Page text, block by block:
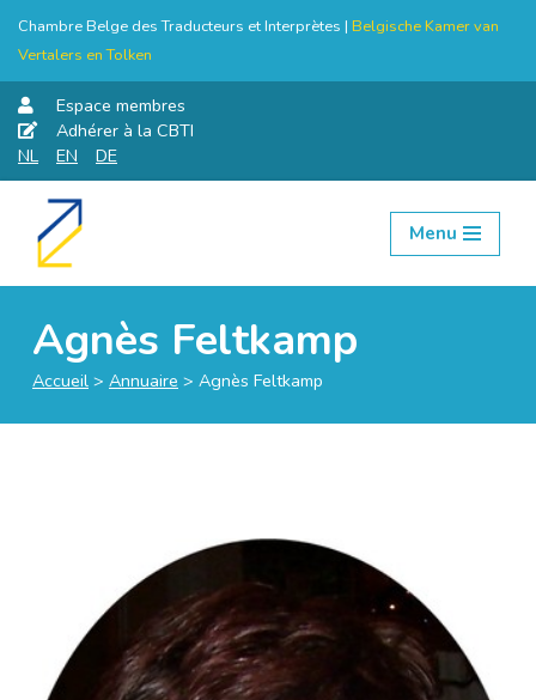
Chambre Belge des Traducteurs et Interprètes | Belgische Kamer van
Vertalers en Tolken
Espace membres
Adhérer à la CBTI
NL
EN DE
Aller
Menu
Agnès Feltkamp
Accueil > Annuaire > Agnès Feltkamp